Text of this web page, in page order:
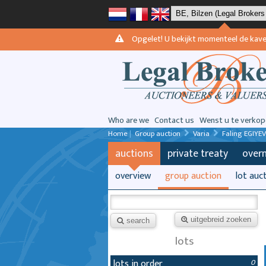
Opgelet! U bekijkt momenteel de
Who are we Contact us Wenst u te
Home| Group auction Varia Faling EGIYEV
auctions private treaty
overview group auction lot
search uitgebreid zoeken
lots
0